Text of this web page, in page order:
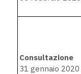
Consultazione
31 gennaio 2020